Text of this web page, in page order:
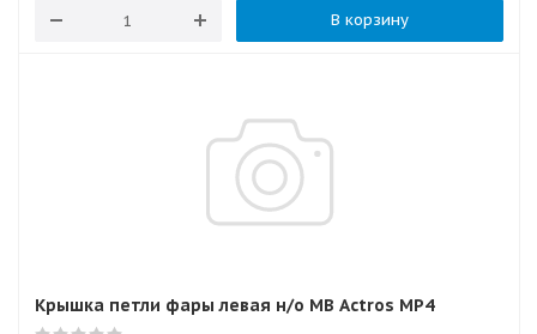
В корзину
Крышка петли фары левая н/о MB Actros MP4